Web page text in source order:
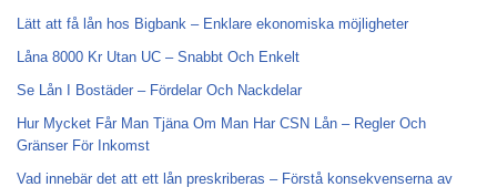
Lätt att få lån hos Bigbank – Enklare ekonomiska möjligheter
Låna 8000 Kr Utan UC – Snabbt Och Enkelt
Se Lån I Bostäder – Fördelar Och Nackdelar
Hur Mycket Får Man Tjäna Om Man Har CSN Lån – Regler Och
Gränser För Inkomst
Vad innebär det att ett lån preskriberas – Förstå konsekvenserna av